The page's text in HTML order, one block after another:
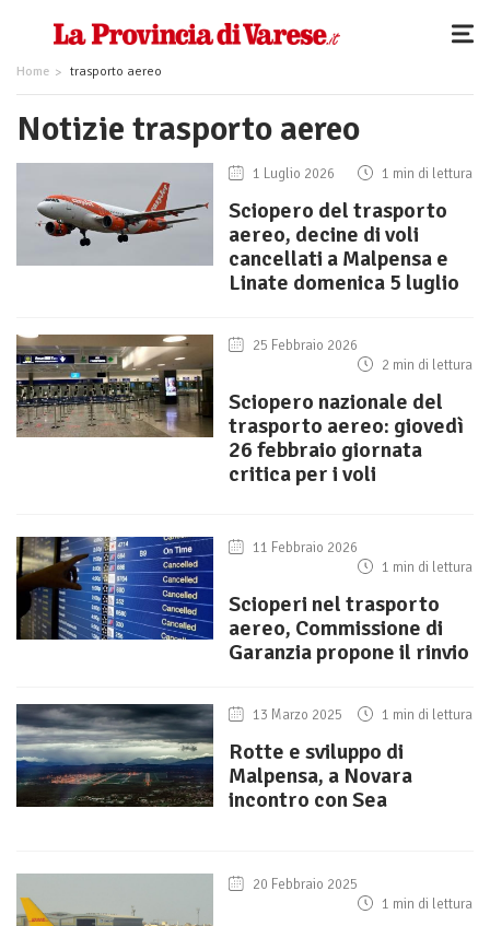
Home trasporto aereo
Notizie trasporto aereo
1 Luglio 2026 1 min di lettura
Sciopero del trasporto
aereo, decine di voli
cancellati a Malpensa e
Linate domenica 5 luglio
25 Febbraio 2026
2 min di lettura
Sciopero nazionale del
trasporto aereo: giovedì
26 febbraio giornata
critica per i voli
11 Febbraio 2026
1 min di lettura
Scioperi nel trasporto
aereo, Commissione di
Garanzia propone il rinvio
13 Marzo 2025 1 min di lettura
Rotte e sviluppo di
Malpensa, a Novara
incontro con Sea
20 Febbraio 2025
1 min di lettura